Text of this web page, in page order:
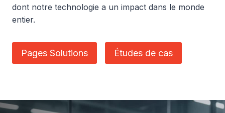
dont notre technologie a un impact dans le monde
entier.
Pages Solutions Études de cas